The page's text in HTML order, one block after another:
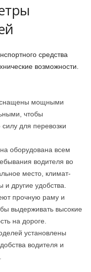
средства
возможности.
мощными
чтобы
для перевозки
оборудована всем
водителя во
место, климат-
другие удобства.
прочную раму и
выдерживать высокие
на дороге.
установлены
водителя и